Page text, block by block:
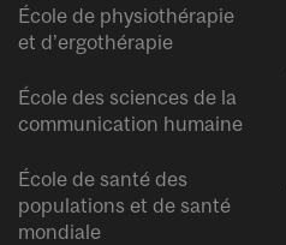
École de physiothérapie
et d’ergothérapie
École des sciences de la
communication humaine
École de santé des
populations et de santé
mondiale